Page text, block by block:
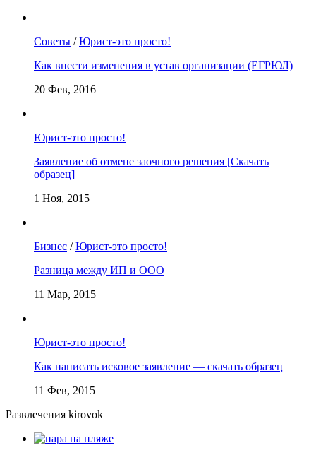
Советы /Юрист-это просто!
Как внести изменения в устав организации (ЕГРЮЛ)
20 Фев, 2016
Юрист-это просто!
Заявление об отмене заочного решения [Скачать
образец]
1 Ноя, 2015
Бизнес /Юрист-это просто!
Разница между ИП и ООО
11 Мар, 2015
Юрист-это просто!
Как написать исковое заявление — скачать образец
11 Фев, 2015
Развлечения kirovok